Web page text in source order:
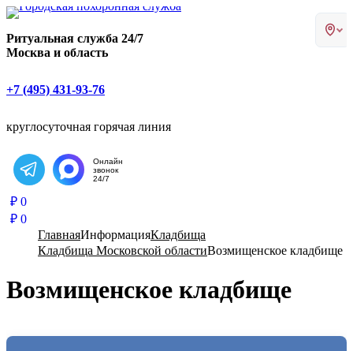
Ритуальная служба 24/7
Москва и область
+7 (495) 431-93-76
круглосуточная горячая линия
Написать в Telegram
Онлайн
звонок
24/7
₽ 0
₽ 0
ГлавнаяИнформацияКладбища
Кладбища Московской областиВозмищенское кладбище
Возмищенское кладбище